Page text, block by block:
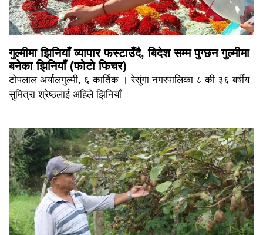
गुल्मीमा झिनियाँ व्यापार फस्टाउँदै, बिदेश सम्म पुग्छन गुल्मीमा
बनेका झिनियाँ (फोटो फिचर)
टोपलाल अर्यालगुल्मी, ६ कार्तिक । रेसुंगा नगरपालिका ८ की ३६ बर्षीय
सुमित्रा श्रेष्ठलाई अहिले झिनियाँ